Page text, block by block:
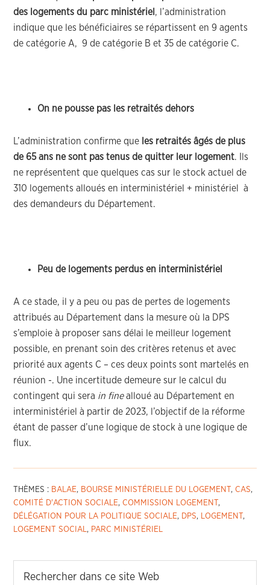
des logements du parc ministériel , l’administration
indique que les bénéficiaires se répartissent en 9 agents
de catégorie A, 9 de catégorie B et 35 de catégorie C.
On ne pousse pas les retraités dehors
L’administration confirme que les retraités âgés de plus
de 65 ans ne sont pas tenus de quitter leur logement. Ils
ne représentent que quelques cas sur le stock actuel de
310 logements alloués en interministériel + ministériel à
des demandeurs du Département.
Peu de logements perdus en interministériel
A ce stade, il y a peu ou pas de pertes de logements
attribués au Département dans la mesure où la DPS
s’emploie à proposer sans délai le meilleur logement
possible, en prenant soin des critères retenus et avec
priorité aux agents C – ces deux points sont martelés en
réunion -. Une incertitude demeure sur le calcul du
contingent qui sera in finealloué au Département en
interministériel à partir de 2023, l’objectif de la réforme
étant de passer d’une logique de stock à une logique de
flux.
THÈMES : BALAE, BOURSE MINISTÉRIELLE DU LOGEMENT ,CAS,
COMITÉ D'ACTION SOCIALE,COMMISSION LOGEMENT ,
DÉLÉGATION POUR LA POLITIQUE SOCIALE, DPS, LOGEMENT ,
LOGEMENT SOCIAL, PARC MINISTÉRIEL